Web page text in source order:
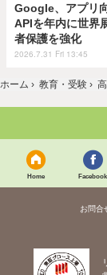
Google、アプリ
APIを年内に世界
者保護を強化
2026.7.31 Fri 13:45
ホーム › 教育・受験 ›
Home Facebook
お問合